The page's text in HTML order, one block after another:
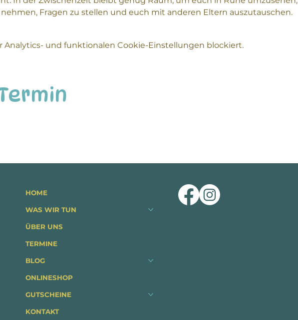
Fragen zu stellen und euch mit anderen Eltern auszutauschen.
Analytics- und funktionalen Cookie-Einstellungen blockiert.
HOME
WAS WIR TUN
ÜBER UNS
TERMINE
BLOG
ONLINESHOP
GUTSCHEINE
KONTAKT